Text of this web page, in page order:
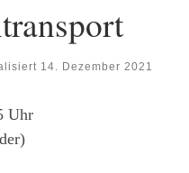
14. Dezember 2021
Uhr